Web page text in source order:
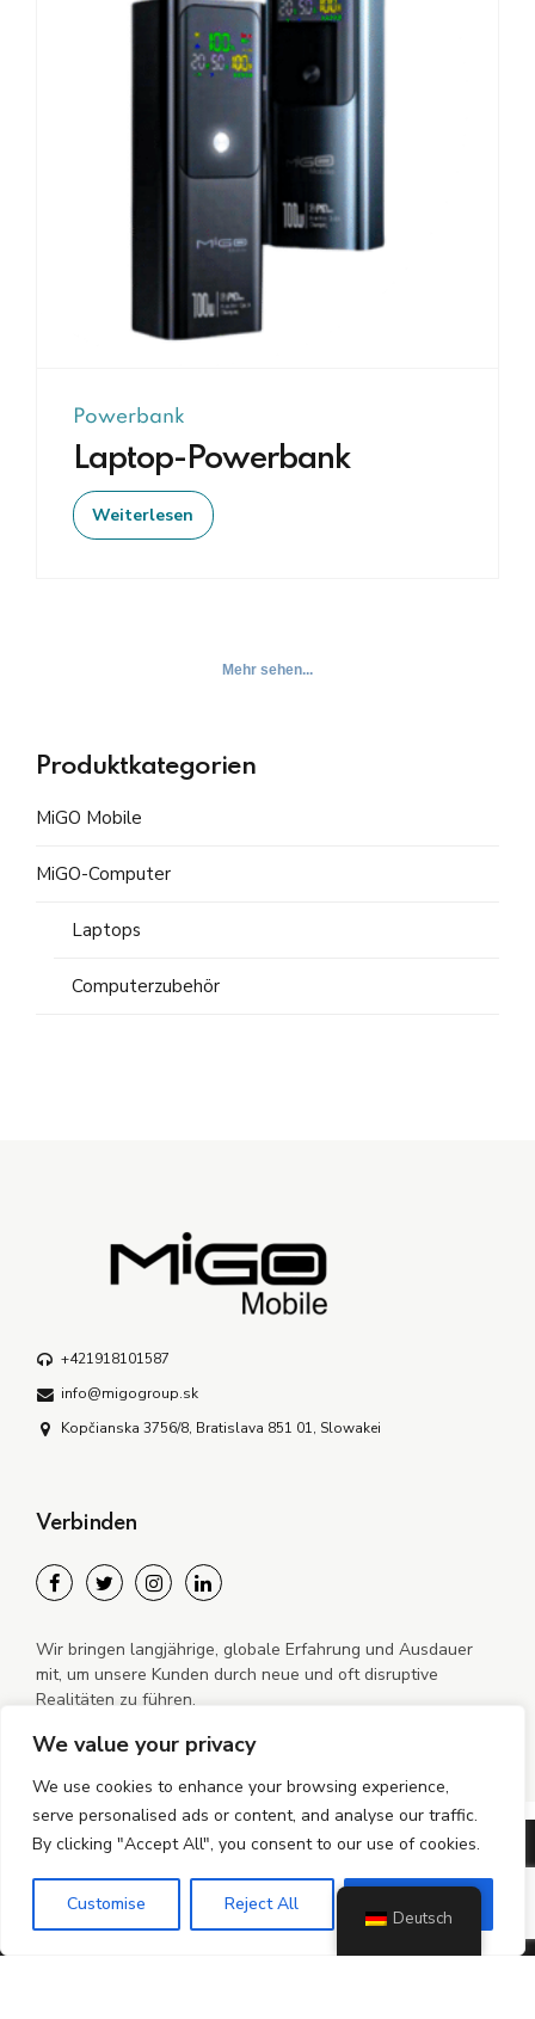
We value your privacy
We use cookies to enhance your browsing experience,
serve personalised ads or content, and analyse our traffic.
By clicking "Accept All", you consent to our use of cookies.
Customise Reject All
Powerbank
Laptop-Powerbank
Weiterlesen
Mehr sehen...
Produktkategorien
MiGO Mobile
MiGO-Computer
Laptops
Computerzubehör
+421918101587
info@migogroup.sk
Kopčianska 3756/8, Bratislava 851 01, Slowakei
Verbinden
Wir bringen langjährige, globale Erfahrung und Ausdauer
mit, um unsere Kunden durch neue und oft disruptive
Realitäten zu führen.
©2024–2026 MiGO Mobile s.r.o. Alle Rechte vorbehalten.
Datenschutzrichtlinie
Cookie-Richtlinie
Cookie-Richtlinie (EU)
Deutsch